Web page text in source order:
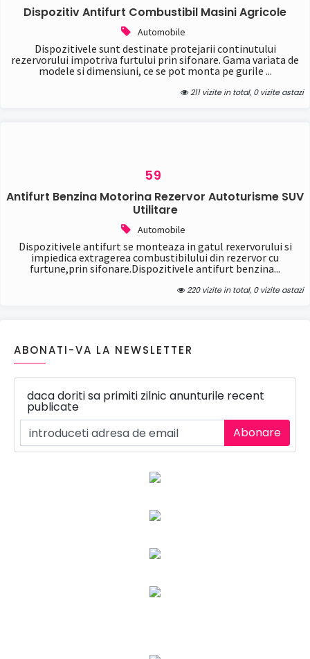
Dispozitiv Antifurt Combustibil Masini Agricole
Automobile
Dispozitivele sunt destinate protejarii continutului
rezervorului impotriva furtului prin sifonare. Gama variata de
modele si dimensiuni, ce se pot monta pe gurile ...
211 vizite in total, 0 vizite astazi
59
Antifurt Benzina Motorina Rezervor Autoturisme SUV
Utilitare
Automobile
Dispozitivele antifurt se monteaza in gatul rexervorului si
impiedica extragerea combustibilului din rezervor cu
furtune,prin sifonare.Dispozitivele antifurt benzina...
220 vizite in total, 0 vizite astazi
ABONATI-VA LA NEWSLETTER
daca doriti sa primiti zilnic anunturile recent
publicate